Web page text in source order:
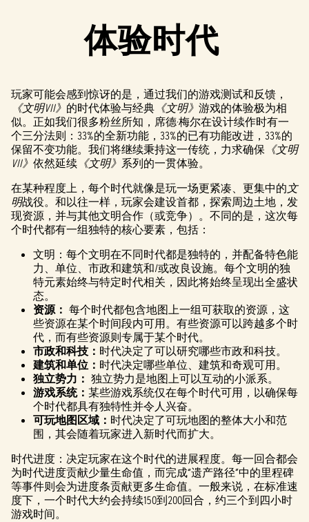
体验时代
玩家可能会感到惊讶的是，通过我们的游戏测试和反馈，
《文明VII》 的时代体验与经典 《文明》 游戏的体验极为相
似。正如我们很多粉丝所知，席德·梅尔在设计续作时有一
个三分法则：33%的全新功能，33%的已有功能改进，33%的
保留不变功能。我们将继续秉持这一传统，力求确保 《文明
VII》 依然延续 《文明》 系列的一贯体验。
在某种程度上，每个时代就像是玩一场更紧凑、更集中的文
明战役。和以往一样，玩家会建设首都，探索周边土地，发
现资源，并与其他文明合作（或竞争）。不同的是，这次每
个时代都有一组独特的核心要素，包括：
文明：每个文明在不同时代都是独特的，并配备特色能
力、单位、市政和建筑和/或改良设施。每个文明的独
特元素始终与特定时代相关，因此将始终呈现出全盛状
态。
资源： 每个时代都包含地图上一组可获取的资源，这
些资源在某个时间段内可用。有些资源可以跨越多个时
代，而有些资源则专属于某个时代。
市政和科技： 时代决定了可以研究哪些市政和科技。
建筑和单位： 时代决定哪些单位、建筑和奇观可用。
独立势力： 独立势力是地图上可以互动的小派系。
游戏系统： 某些游戏系统仅在每个时代可用，以确保每
个时代都具有独特性并令人兴奋。
可玩地图区域： 时代决定了可玩地图的整体大小和范
围，其会随着玩家进入新时代而扩大。
时代进度：决定玩家在这个时代的进展程度。每一回合都会
为时代进度贡献少量生命值，而完成“遗产路径”中的里程碑
等事件则会为进度条贡献更多生命值。一般来说，在标准速
度下，一个时代大约会持续150到200回合，约三个到四小时
游戏时间。